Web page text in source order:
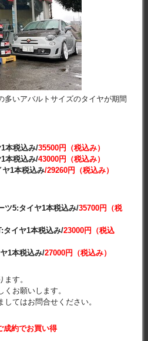
多いアバルトサイズのタイヤが期間
本税込み/35500円（税込み）
本税込み/43000円（税込み）
ヤ1本税込み/29260円（税込み）
ツ5:タイヤ1本税込み/35700円（税
イヤ1本税込み/23000円（税込
1本税込み/27000円（税込み）
す。
お願いします。
てはお問合せください。
成約でお買い得